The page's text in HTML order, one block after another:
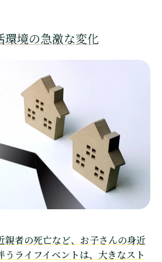
境の急激な変化
親者の死亡など、お子さんの身近
うライフイベントは、大きなスト